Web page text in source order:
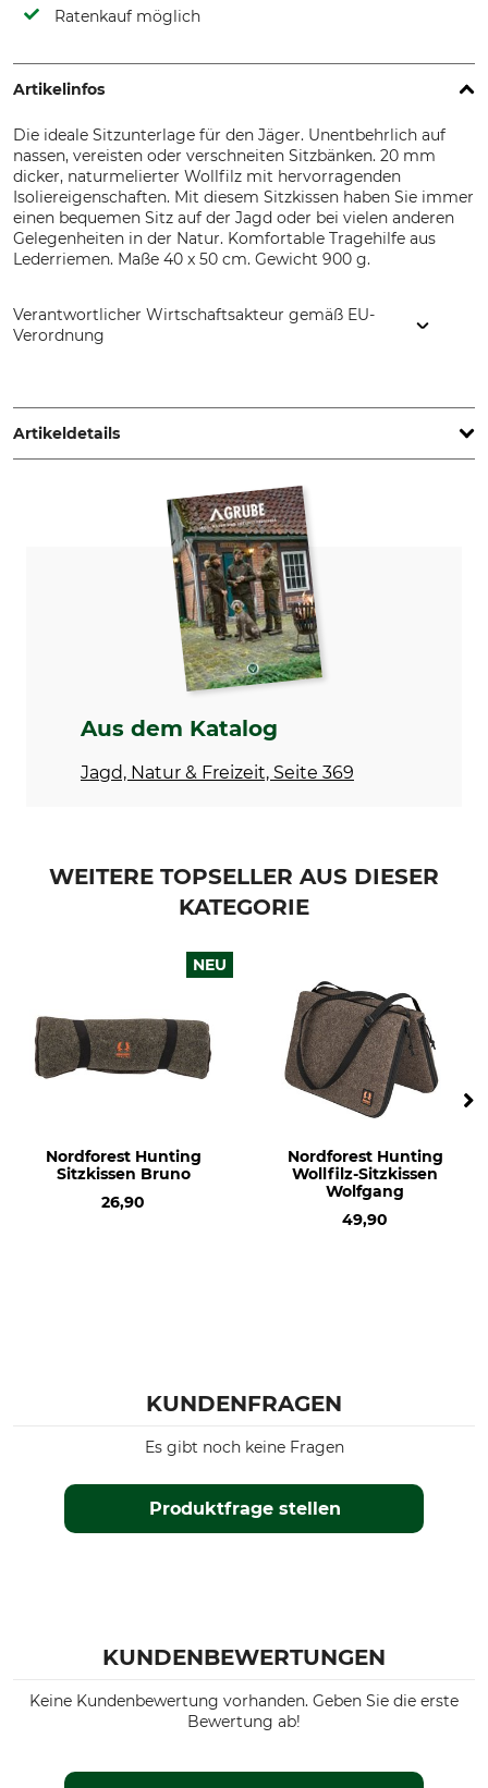
Ratenkauf möglich
Artikelinfos
Die ideale Sitzunterlage für den Jäger. Unentbehrlich auf
nassen, vereisten oder verschneiten Sitzbänken. 20 mm
dicker, naturmelierter Wollfilz mit hervorragenden
Isoliereigenschaften. Mit diesem Sitzkissen haben Sie immer
einen bequemen Sitz auf der Jagd oder bei vielen anderen
Gelegenheiten in der Natur. Komfortable Tragehilfe aus
Lederriemen. Maße 40 x 50 cm. Gewicht 900 g.
Verantwortlicher Wirtschaftsakteur gemäß EU-
Verordnung
Hermaringen, Germany, www.vfg.de
Artikeldetails
Produkttyp
Ansitzfilz
Aus dem Katalog
Jagd, Natur & Freizeit, Seite 369
WEITERE TOPSELLER AUS DIESER
KATEGORIE
NEU
Nordforest Hunting
Sitzkissen Bruno
26,90
Nordforest Hunting
Wollfilz-Sitzkissen
Wolfgang
49,90
KUNDENFRAGEN
Produktfrage stellen
Es gibt noch keine Fragen
KUNDENBEWERTUNGEN
Keine Kundenbewertung vorhanden. Geben Sie die erste
Bewertung ab!